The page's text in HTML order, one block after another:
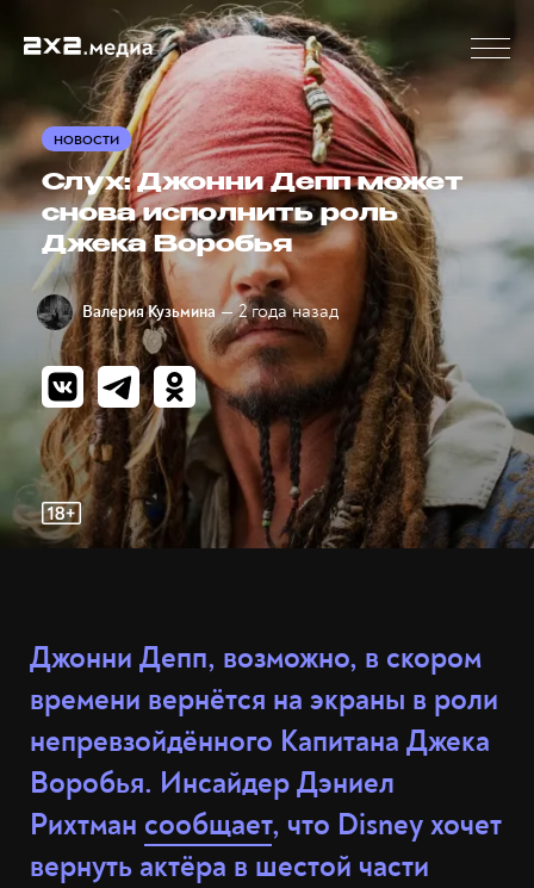
НОВОСТИ
Слух: Джонни Депп может
снова исполнить роль
Джека Воробья
Валерия Кузьмина — 2 года назад
Джонни Депп, возможно, в скором
времени вернётся на экраны в роли
непревзойдённого Капитана Джека
Воробья. Инсайдер Дэниел
Рихтман сообщает, что Disney хочет
вернуть актёра в шестой части